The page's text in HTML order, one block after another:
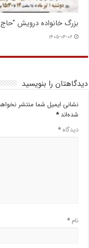
بزرگ خانواده درویش
۱۴۰۵-۰۴-۰۶
دیدگاهتان را بنویسید
نشانی ایمیل شما منتشر
شده‌اند*
دیدگاه*
نام*